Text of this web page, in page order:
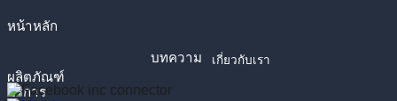
หน้าหลัก
ผลิตภัณฑ์
บริการ
เกี่ยวกับเรา
บทความ